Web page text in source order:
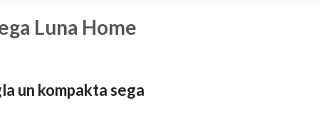
Luna Home
un kompakta sega